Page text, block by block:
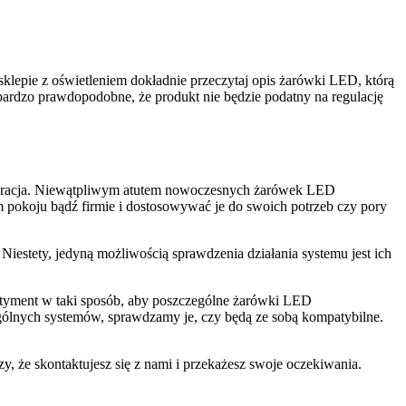
z oświetleniem dokładnie przeczytaj opis żarówki LED, którą
prawdopodobne, że produkt nie będzie podatny na regulację
Niewątpliwym atutem nowoczesnych żarówek LED
pokoju bądź firmie i dostosowywać je do swoich potrzeb czy pory
jedyną możliwością sprawdzenia działania systemu jest ich
w taki sposób, aby poszczególne żarówki LED
systemów, sprawdzamy je, czy będą ze sobą kompatybilne.
że skontaktujesz się z nami i przekażesz swoje oczekiwania.